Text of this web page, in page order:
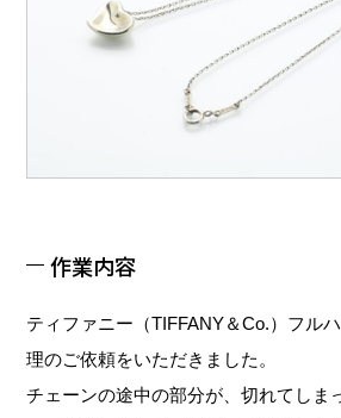
作業内容
ティファニー（TIFFANY＆Co.）フル
理のご依頼をいただきました。
チェーンの途中の部分が、切れてしま